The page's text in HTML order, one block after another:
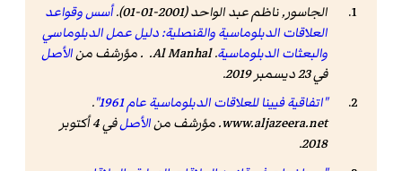
الجاسور, ناظم عبد الواحد (2001-01-01).
أسس وقواعد
العلاقات الدبلوماسية والقنصلية: دليل عمل الدبلوماسي
والبعثات الدبلوماسية. Al Manhal. . مؤرشف من
الأصل
في 23 ديسمبر 2019.
"اتفاقية فيينا للعلاقات الدبلوماسية عام 1961"
.
www.aljazeera.net. مؤرشف منالأصل
في 4 أكتوبر
2018
.